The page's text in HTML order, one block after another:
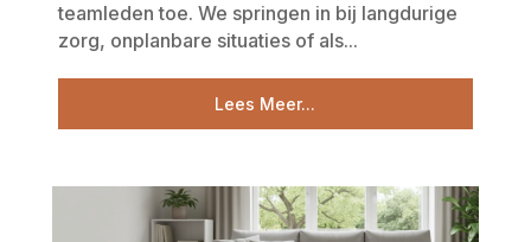
teamleden toe. We springen in bij langdurige
zorg, onplanbare situaties of als...
Lees Meer...